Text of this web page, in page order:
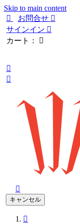
Skip to main content

お問合せ 
サインイン 
カート：




キャンセル
